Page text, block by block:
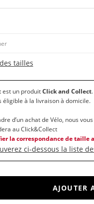
tailles
est un produitClick and Collect.
éligible à la livraison à domicile.
d’un achat de Vélo, nous
au Click&Collect
la correspondance de taille
ci-dessous la liste
AJOUTER